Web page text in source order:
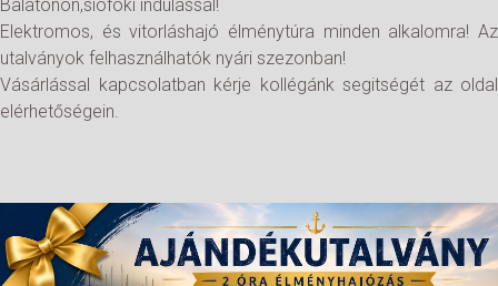
Balatonon,siofoki indulással!
Elektromos, és vitorláshajó élménytúra minden alkalomra! Az
utalványok felhasználhatók nyári szezonban!
Vásárlással kapcsolatban kérje kollégánk segitségét az oldal
elérhetőségein.